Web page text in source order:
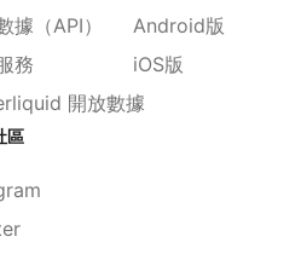
據（API）
務
開放數據
Android版
iOS版
區